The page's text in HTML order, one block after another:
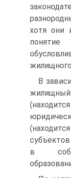
хотя они
В
жилищный
в